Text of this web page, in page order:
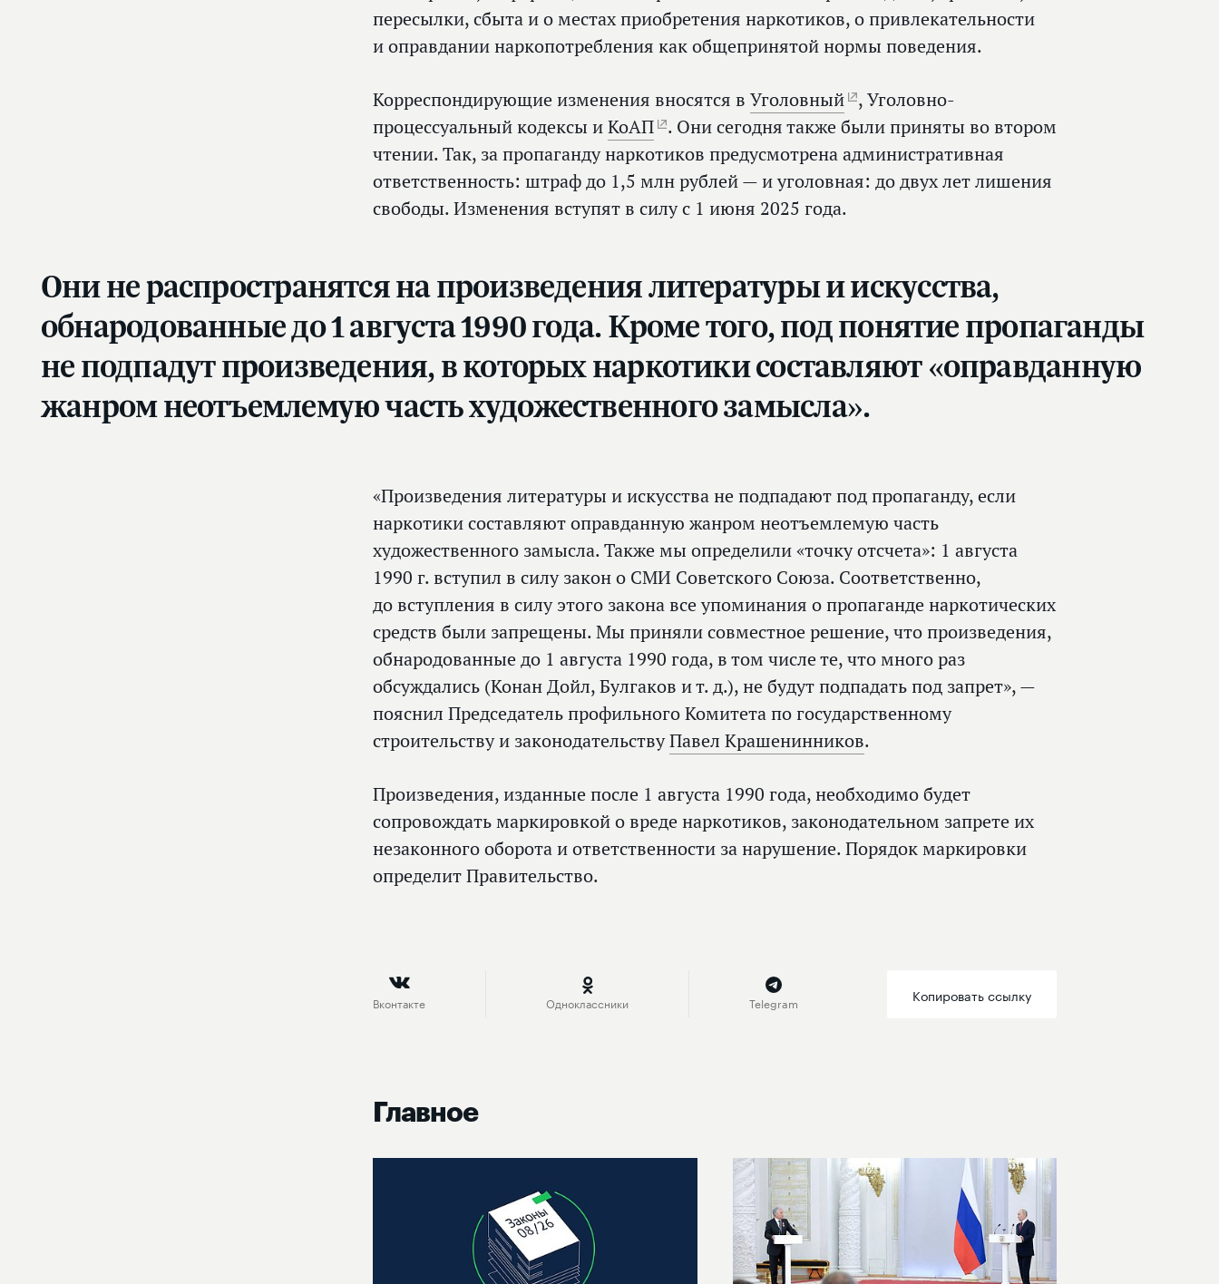
пересылки, сбыта и о местах приобретения наркотиков, о привлекательности
и оправдании наркопотребления как общепринятой нормы поведения.
Корреспондирующие изменения вносятся в Уголовный
, Уголовно-
процессуальный кодексы иКоАП
. Они сегодня также были приняты во втором
чтении. Так, за пропаганду наркотиков предусмотрена административная
ответственность: штраф до 1,5 млн рублей — и уголовная: до двух лет лишения
свободы. Изменения вступят в силу с 1 июня 2025 года.
Они не распространятся на произведения литературы и искусства,
обнародованные до 1 августа 1990 года. Кроме того, под понятие пропаганды
не подпадут произведения, в которых наркотики составляют «оправданную
жанром неотъемлемую часть художественного замысла».
«Произведения литературы и искусства не подпадают под пропаганду, если
наркотики составляют оправданную жанром неотъемлемую часть
художественного замысла. Также мы определили «точку отсчета»: 1 августа
1990 г. вступил в силу закон о СМИ Советского Союза. Соответственно,
до вступления в силу этого закона все упоминания о пропаганде наркотических
средств были запрещены. Мы приняли совместное решение, что произведения,
обнародованные до 1 августа 1990 года, в том числе те, что много раз
обсуждались (Конан Дойл, Булгаков и т. д.), не будут подпадать под запрет», —
пояснил Председатель профильного Комитета по государственному
строительству и законодательствуПавел Крашенинников.
Произведения, изданные после 1 августа 1990 года, необходимо будет
сопровождать маркировкой о вреде наркотиков, законодательном запрете их
незаконного оборота и ответственности за нарушение. Порядок маркировки
определит Правительство.
Вконтакте Одноклассники Telegram Копировать ссылку
Главное